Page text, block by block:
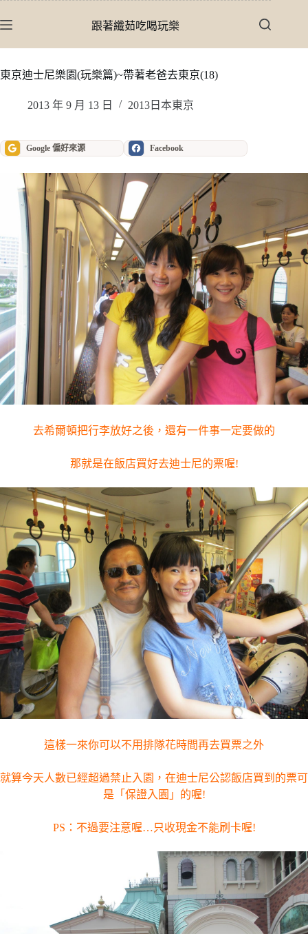
至
內
跟著纖茹吃喝玩樂
東京迪士尼樂園(玩樂篇)~帶著老爸去東京(18)
2013 年 9 月 13 日 2013日本東京
Google 偏好來源 Facebook
去希爾頓把行李放好之後，還有一件事一定要做的
那就是在飯店買好去迪士尼的票喔!
這樣一來你可以不用排隊花時間再去買票之外
就算今天人數已經超過禁止入園，在迪士尼公認飯店買到的票可
是「保證入園」的喔!
PS：不過要注意喔…只收現金不能刷卡喔!